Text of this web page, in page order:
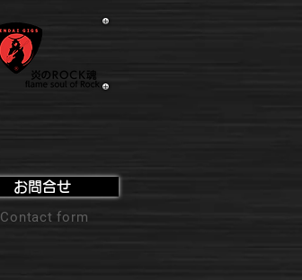
お問合せ
Contact form